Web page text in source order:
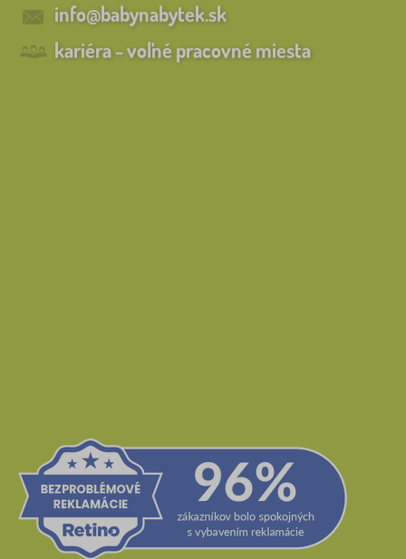
info@babynabytek.sk
kariéra - voľné pracovné miesta